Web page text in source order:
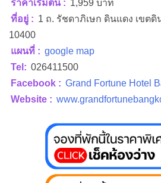
ไอบิส สไตล์ กรุงเ